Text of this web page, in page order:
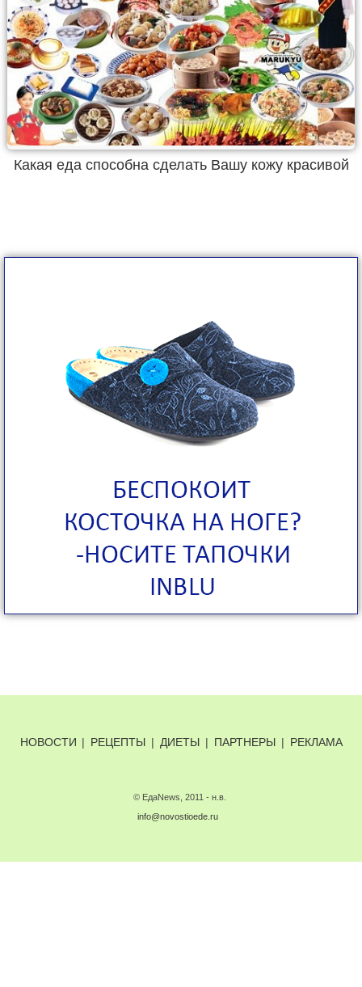
Какая еда способна сделать Вашу кожу красивой
НОВОСТИ | РЕЦЕПТЫ | ДИЕТЫ | ПАРТНЕРЫ | РЕКЛАМА
© ЕдаNews, 2011 - н.в.
info@novostioede.ru